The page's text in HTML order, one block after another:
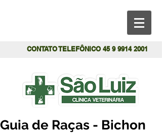
CONTATO TELEFÔNICO 45 9 9914 2001
Guia de Raças - Bichon